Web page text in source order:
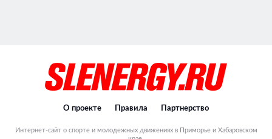
О проекте Правила Партнерство
Интернет-сайт о спорте и молодежных движениях в Приморье и Хабаровском